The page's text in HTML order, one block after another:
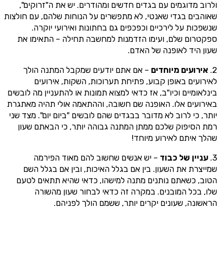
ולרוב מדוגמים עם בגדים חדשים ומהודרים. יש את ה"זרוקים",
שאוהבים בגדי שאנטי, לא מתפשרים על הנוחות שלהם, עם חולצות
שנשפכות על לירכיים וכפכפים גם בחתונות ואירועי יוקרה.
ספקטרום שלם, ועימו הזדמנות למחשבה תחילה – התאימו את
שעון היד לאופנה של האדם.
2. אירועים מיוחדים – אם אתם יודעים שמקבל המתנה הולך
לאירועים באופן קבוע, פתיחת תערוכות, השקות, אירועים
בינלאומיים וכיו"ב, אז כדאי למצוא תמונות או להתעניין מה לובשים
באירועים אלו. האופנה שם חשובה, וההתאמה אולי תהיה מאתגרת
יותר, כי לרוב לא מדובר בבגדים שהם לובשים "ביום יום". מצד שני
רמת הסיפוק שלכם ממתן המתנה גבוהה יותר, כי הבאתם שעון
שהלך איתם לאירוע מיוחד!
3. עניין של כבוד – יש אנשים שחשוב להם מאוד הפירמה
שמייצרת את השעון. בין אם בגלל האיכות, ובין אם בגלל השם
הטוב, כשאתם נותנים מתנה למישהו, כדאי שהיא תתאים לטעם
שלו, בכל המובנים. במקרה זה כדאי לבחור שעון מהשורה
הראשונה, שעונים יקרים יותר, ששמם הולך לפניהם.